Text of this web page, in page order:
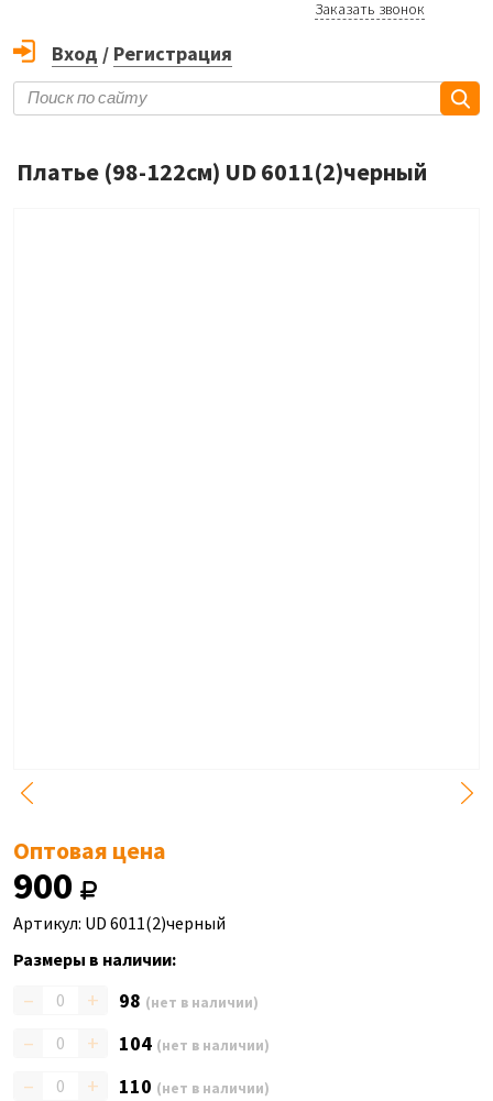
Заказать звонок
Вход / Регистрация
Платье (98-122см) UD 6011(2)черный
Оптовая цена
900
Артикул: UD 6011(2)черный
Размеры в наличии:
– + 98 (нет в наличии)
– + 104 (нет в наличии)
– + 110 (нет в наличии)